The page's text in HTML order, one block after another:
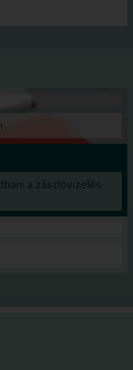
a zászlóvizelés